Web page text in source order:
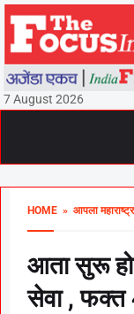
7 August 2026
HOME » आपला महाराष्ट्र
आता सुरू
सेवा , फक्त